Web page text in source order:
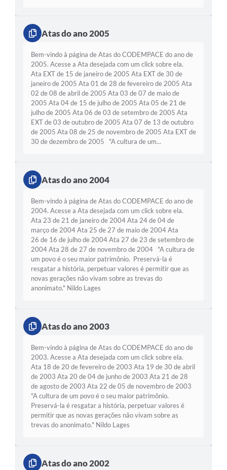
Atas do ano 2005
Bem-vindo à página de Atas do CODEMPACE do ano de
2005. Acesse a Ata desejada com um click sobre ela.
Ata EXT de 15 de janeiro de 2005 Ata EXT de 30 de
janeiro de 2005 Ata 01 de 28 de fevereiro de 2005 Ata
02 de 08 de abril de 2005 Ata 03 de 07 de maio de
2005 Ata 04 de 15 de julho de 2005 Ata 05 de 21 de
julho de 2005 Ata 06 de 03 de setembro de 2005 Ata
EXT de 03 de outubro de 2005 Ata 07 de 13 de outubro
de 2005 Ata 08 de 25 de novembro de 2005 Ata EXT de
30 de dezembro de 2005 "A cultura de um...
Atas do ano 2004
Bem-vindo à página de Atas do CODEMPACE do ano de
2004. Acesse a Ata desejada com um click sobre ela.
Ata 23 de 21 de janeiro de 2004 Ata 24 de 04 de
março de 2004 Ata 25 de 27 de maio de 2004 Ata
26 de 16 de julho de 2004 Ata 27 de 23 de setembro de
2004 Ata 28 de 27 de novembro de 2004 "A cultura de
um povo é o seu maior patrimônio. Preservá-la é
resgatar a história, perpetuar valores é permitir que as
novas gerações não vivam sobre as trevas do
anonimato." Nildo Lages
Atas do ano 2003
Bem-vindo à página de Atas do CODEMPACE do ano de
2003. Acesse a Ata desejada com um click sobre ela.
Ata 18 de 20 de fevereiro de 2003 Ata 19 de 30 de abril
de 2003 Ata 20 de 04 de junho de 2003 Ata 21 de 28
de agosto de 2003 Ata 22 de 05 de novembro de 2003
"A cultura de um povo é o seu maior patrimônio.
Preservá-la é resgatar a história, perpetuar valores é
permitir que as novas gerações não vivam sobre as
trevas do anonimato." Nildo Lages
Atas do ano 2002